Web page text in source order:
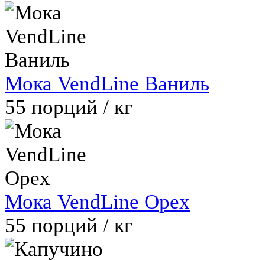
Мока VendLine Ваниль
55 порций / кг
Мока VendLine Орех
55 порций / кг